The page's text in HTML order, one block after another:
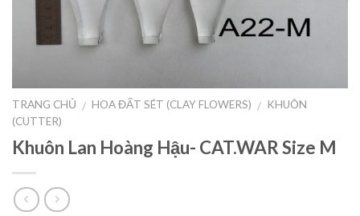
TRANG CHỦ / HOA ĐẤT SÉT (CLAY FLOWERS) / KHUÔN
(CUTTER)
Khuôn Lan Hoàng Hậu- CAT.WAR Size M